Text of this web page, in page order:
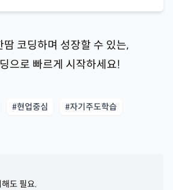
땀 코딩하며 성장할 수 있는,
으로 빠르게 시작하세요!
#현업중심 #자기주도학습
도 필요.